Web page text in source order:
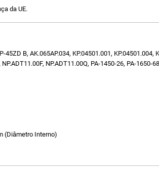
da UE.
B, AK.065AP.034, KP.04501.001, KP.04501.004,
NP.ADT11.00Q, PA-1450-26, PA-
(Diâmetro Interno)